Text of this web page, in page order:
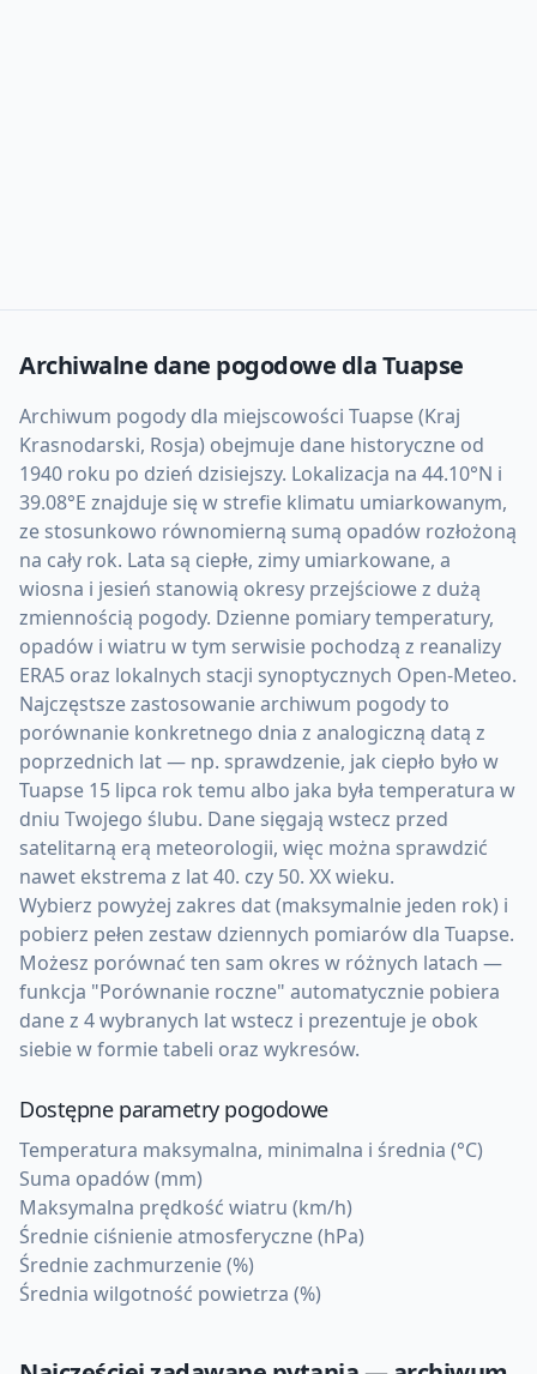
Archiwalne dane pogodowe dlaTuapse
Archiwum pogody dla miejscowości Tuapse (Kraj
Krasnodarski, Rosja) obejmuje dane historyczne od
1940 roku po dzień dzisiejszy. Lokalizacja na 44.10°N i
39.08°E znajduje się w strefie klimatu umiarkowanym,
ze stosunkowo równomierną sumą opadów rozłożoną
na cały rok. Lata są ciepłe, zimy umiarkowane, a
wiosna i jesień stanowią okresy przejściowe z dużą
zmiennością pogody. Dzienne pomiary temperatury,
opadów i wiatru w tym serwisie pochodzą z reanalizy
ERA5 oraz lokalnych stacji synoptycznych Open-Meteo.
Najczęstsze zastosowanie archiwum pogody to
porównanie konkretnego dnia z analogiczną datą z
poprzednich lat — np. sprawdzenie, jak ciepło było w
Tuapse 15 lipca rok temu albo jaka była temperatura w
dniu Twojego ślubu. Dane sięgają wstecz przed
satelitarną erą meteorologii, więc można sprawdzić
nawet ekstrema z lat 40. czy 50. XX wieku.
Wybierz powyżej zakres dat (maksymalnie jeden rok) i
pobierz pełen zestaw dziennych pomiarów dla Tuapse.
Możesz porównać ten sam okres w różnych latach —
funkcja "Porównanie roczne" automatycznie pobiera
dane z 4 wybranych lat wstecz i prezentuje je obok
siebie w formie tabeli oraz wykresów.
Dostępne parametry pogodowe
Temperatura maksymalna, minimalna i średnia (°C)
Suma opadów (mm)
Maksymalna prędkość wiatru (km/h)
Średnie ciśnienie atmosferyczne (hPa)
Średnie zachmurzenie (%)
Średnia wilgotność powietrza (%)